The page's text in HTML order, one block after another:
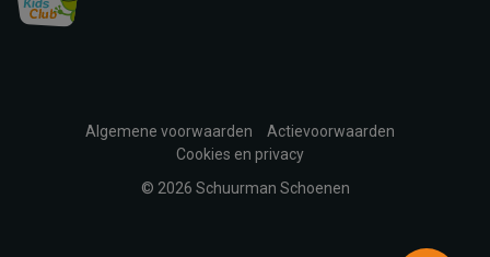
Algemene voorwaarden
Actievoorwaarden
Cookies en privacy
© 2026 Schuurman Schoenen